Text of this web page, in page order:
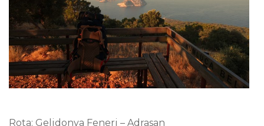
Rota: Gelidonya Feneri – Adrasan